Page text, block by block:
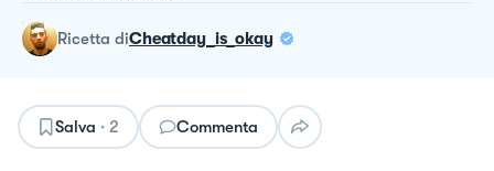
ricetta diCheatday_is_okay
Salva · 2 Commenta